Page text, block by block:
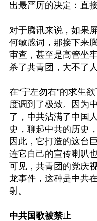
出最严厉的决定：直
对于腾讯来说，如果
何敏感词，那接下来
审查，甚至是高管坐
杀了共青团，大不了人
在“宁左勿右”的求生
度调到了极致。因为
了，中共沾满了中国
史，聊起中共的历史
因此，它打造的这台
连它自己的宣传喇叭
可见，共青团的党庆
龙事件，这种是中共
射。
中共国歌被禁止